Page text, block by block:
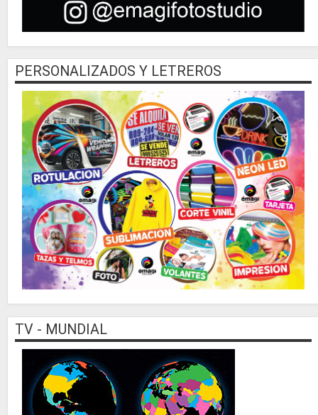
PERSONALIZADOS Y LETREROS
TV - MUNDIAL